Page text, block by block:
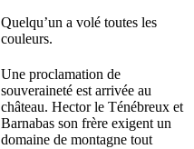
Quelqu’un a volé toutes les
couleurs.
Une proclamation de
souveraineté est arrivée au
château. Hector le Ténébreux et
Barnabas son frère exigent un
domaine de montagne tout